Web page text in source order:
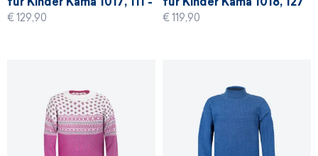
graphit
€ 129,90
- denim blau
€ 119,90